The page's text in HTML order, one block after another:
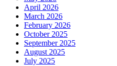
April 2026
March 2026
February 2026
October 2025
September 2025
August 2025
July 2025